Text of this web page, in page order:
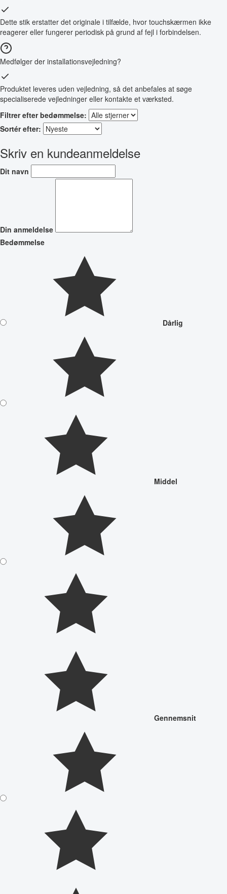
Dette stik erstatter det originale i tilfælde, hvor touchskærmen ikke
reagerer eller fungerer periodisk på grund af fejl i forbindelsen.
Medfølger der installationsvejledning?
Produktet leveres uden vejledning, så det anbefales at søge
specialiserede vejledninger eller kontakte et værksted.
Filtrer efter bedømmelse:
Sortér efter:
Skriv en kundeanmeldelse
Dit navn
Din anmeldelse
Bedømmelse
Dårlig
Middel
Gennemsnit